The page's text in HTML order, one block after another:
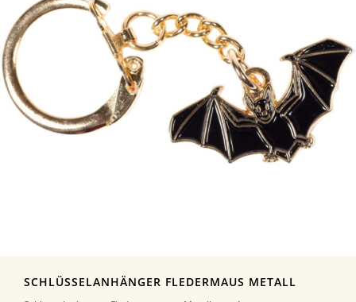
SCHLÜSSELANHÄNGER FLEDERMAUS METALL